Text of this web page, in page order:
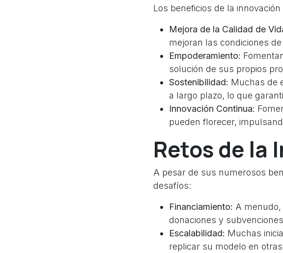
Los beneficios de la
Mejora de la Calidad de
mejoran las condiciones
Empoderamiento:
solución de sus propios
Sostenibilidad: Muchas de
a largo plazo, lo que
Innovación Continua:
pueden florecer,
Retos de la
A pesar de sus numerosos
desafíos:
Financiamiento: A menudo,
donaciones y
Escalabilidad: Muchas
replicar su modelo en